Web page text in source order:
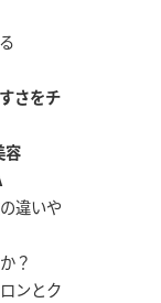
さをチ
容
違いや
？
ンとク